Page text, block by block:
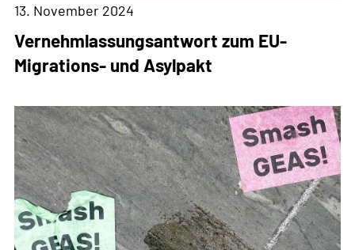
zerstört,
vom
Asylrecht
übrig
geblieben
ist.»
13. November 2024
Vernehmlassungsantwort zum EU-
Migrations- und Asylpakt